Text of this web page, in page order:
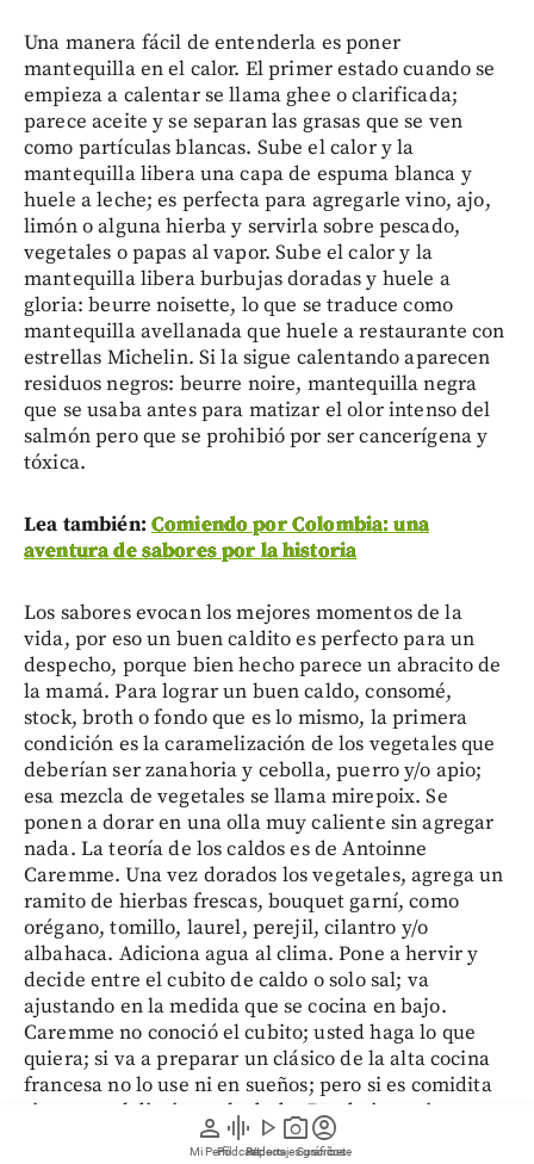
person
Mi Perfil
graphic_eq
Pódcast
play_arrow
Videos
photo_camera
Reportajes gráficos
account_circle
Suscríbete
Una manera fácil de entenderla es poner
mantequilla en el calor. El primer estado cuando se
empieza a calentar se llama ghee o clarificada;
parece aceite y se separan las grasas que se ven
como partículas blancas. Sube el calor y la
mantequilla libera una capa de espuma blanca y
huele a leche; es perfecta para agregarle vino, ajo,
limón o alguna hierba y servirla sobre pescado,
vegetales o papas al vapor. Sube el calor y la
mantequilla libera burbujas doradas y huele a
gloria: beurre noisette, lo que se traduce como
mantequilla avellanada que huele a restaurante con
estrellas Michelin. Si la sigue calentando aparecen
residuos negros: beurre noire, mantequilla negra
que se usaba antes para matizar el olor intenso del
salmón pero que se prohibió por ser cancerígena y
tóxica.
Lea también: Comiendo por Colombia: una
aventura de sabores por la historia
Los sabores evocan los mejores momentos de la
vida, por eso un buen caldito es perfecto para un
despecho, porque bien hecho parece un abracito de
la mamá. Para lograr un buen caldo, consomé,
stock, broth o fondo que es lo mismo, la primera
condición es la caramelización de los vegetales que
deberían ser zanahoria y cebolla, puerro y/o apio;
esa mezcla de vegetales se llama mirepoix. Se
ponen a dorar en una olla muy caliente sin agregar
nada. La teoría de los caldos es de Antoinne
Caremme. Una vez dorados los vegetales, agrega un
ramito de hierbas frescas, bouquet garní, como
orégano, tomillo, laurel, perejil, cilantro y/o
albahaca. Adiciona agua al clima. Pone a hervir y
decide entre el cubito de caldo o solo sal; va
ajustando en la medida que se cocina en bajo.
Caremme no conoció el cubito; usted haga lo que
quiera; si va a preparar un clásico de la alta cocina
francesa no lo use ni en sueños; pero si es comidita
rica para el diario, no lo dude. Puede investigar
sobre el cubo de caldo porque lo malo no es el